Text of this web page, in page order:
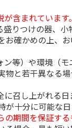
含まれています。
りつけの器、小
お確かめの上、
等）や環境（
物と若干異なる
召し上がれる日
が十分に可能な
の期間を保証す